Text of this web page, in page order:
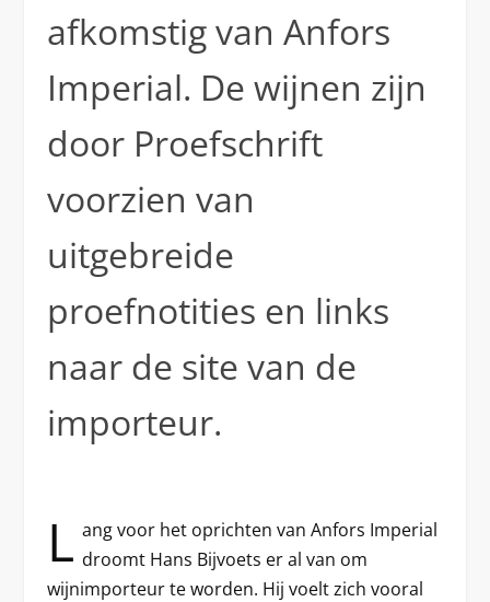
afkomstig van Anfors
Imperial. De wijnen zijn
door Proefschrift
voorzien van
uitgebreide
proefnotities en links
naar de site van de
importeur.
L ang voor het oprichten van Anfors Imperial
droomt Hans Bijvoets er al van om
wijnimporteur te worden. Hij voelt zich vooral